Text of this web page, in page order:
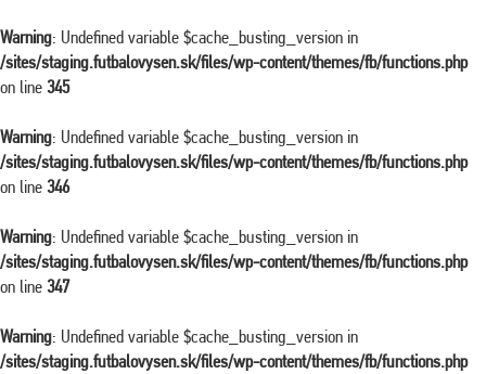
Warning: Undefined variable $cache_busting_version in
/sites/staging.futbalovysen.sk/files/wp-content/themes/fb/functions.php
on line 345
Warning: Undefined variable $cache_busting_version in
/sites/staging.futbalovysen.sk/files/wp-content/themes/fb/functions.php
on line 346
Warning: Undefined variable $cache_busting_version in
/sites/staging.futbalovysen.sk/files/wp-content/themes/fb/functions.php
on line 347
Warning: Undefined variable $cache_busting_version in
/sites/staging.futbalovysen.sk/files/wp-content/themes/fb/functions.php